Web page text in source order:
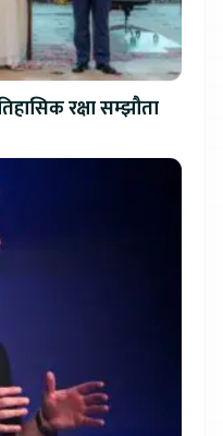
रक्षा सम्झौता